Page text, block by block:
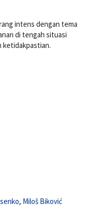
intens dengan tema
di tengah situasi
ketidakpastian.
, Miloš Biković